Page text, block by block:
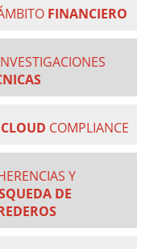
FINANCIERO
COMPLIANCE
Y
DE